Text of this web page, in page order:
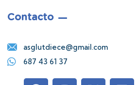
Contacto
asglutdiece@gmail.com
687 43 61 37